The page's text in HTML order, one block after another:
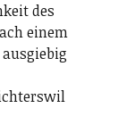
des
einem